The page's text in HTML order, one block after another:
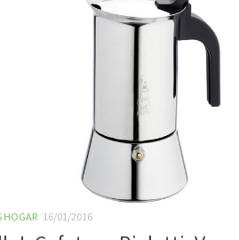
HOGAR 16/01/2016